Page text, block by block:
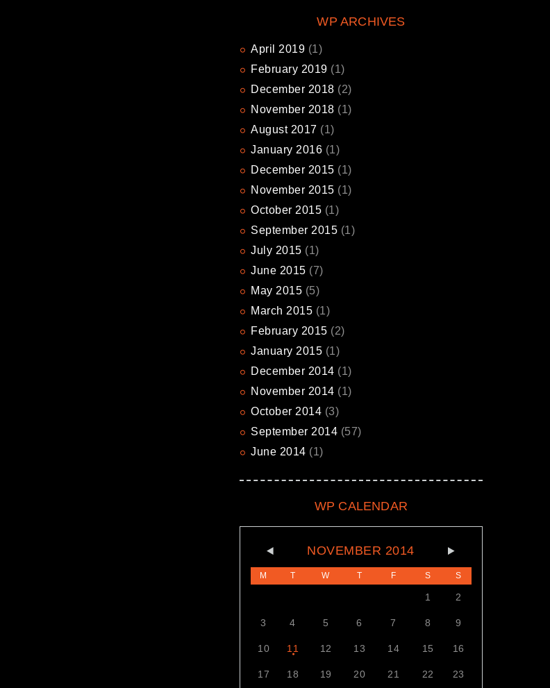
WP ARCHIVES
April 2019 (1)
February 2019 (1)
December 2018 (2)
November 2018 (1)
August 2017 (1)
January 2016 (1)
December 2015 (1)
November 2015 (1)
October 2015 (1)
September 2015 (1)
July 2015 (1)
June 2015 (7)
May 2015 (5)
March 2015 (1)
February 2015 (2)
January 2015 (1)
December 2014 (1)
November 2014 (1)
October 2014 (3)
September 2014 (57)
June 2014 (1)
WP CALENDAR
NOVEMBER 2014
M T W T F S S
1 2
3 4 5 6 7 8 9
10 11 12 13 14 15 16
17 18 19 20 21 22 23